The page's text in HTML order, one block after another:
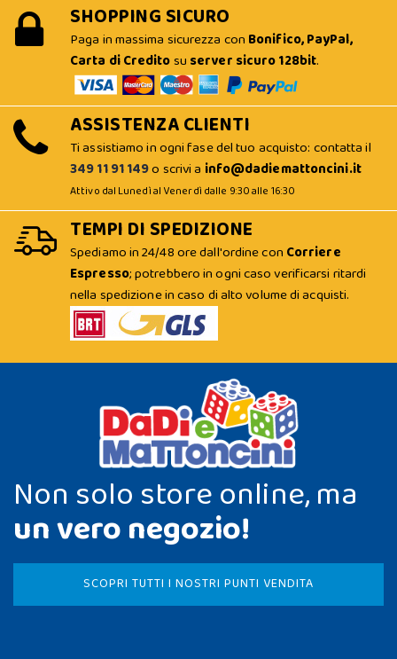
SHOPPING SICURO
Paga in massima sicurezza con Bonifico, PayPal,
Carta di Creditosu server sicuro 128bit.
ASSISTENZA CLIENTI
Ti assistiamo in ogni fase del tuo acquisto: contatta il
349 11 91 149o scrivi a info@dadiemattoncini.it
Attivo dal Lunedì al Venerdì dalle 9:30 alle 16:30
TEMPI DI SPEDIZIONE
Spediamo in 24/48 ore dall'ordine con Corriere
Espresso; potrebbero in ogni caso verificarsi ritardi
nella spedizione in caso di alto volume di acquisti.
Non solo store online, ma
un vero negozio!
SCOPRI TUTTI I NOSTRI PUNTI VENDITA